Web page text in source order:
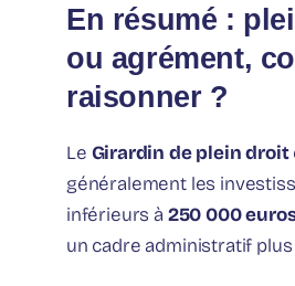
En résumé :
ou agrément,
raisonner ?
Le Girardin de plein droit
généralement les
inférieurs à250 000
un cadre administratif